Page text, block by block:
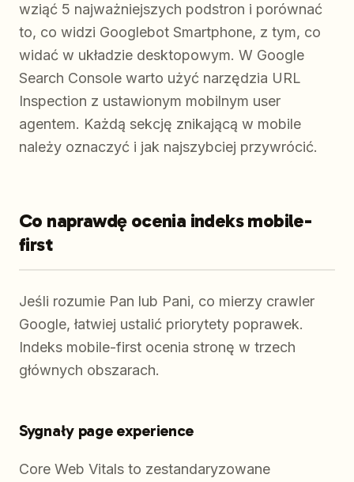
wziąć 5 najważniejszych podstron i porównać
to, co widzi Googlebot Smartphone, z tym, co
widać w układzie desktopowym. W Google
Search Console warto użyć narzędzia URL
Inspection z ustawionym mobilnym user
agentem. Każdą sekcję znikającą w mobile
należy oznaczyć i jak najszybciej przywrócić.
Co naprawdę ocenia indeks mobile-
first
Jeśli rozumie Pan lub Pani, co mierzy crawler
Google, łatwiej ustalić priorytety poprawek.
Indeks mobile-first ocenia stronę w trzech
głównych obszarach.
Sygnały page experience
Core Web Vitals to zestandaryzowane